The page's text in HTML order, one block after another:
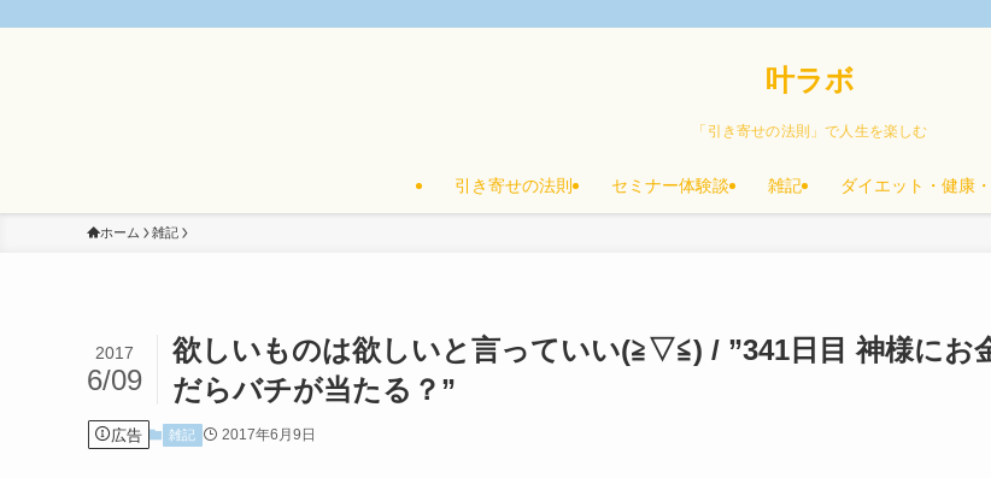
叶ラボ
「引き寄せの法則」で人生を楽しむ
引き寄せの法則 セミナー体験談 雑記 ダイエット・健康
ホーム 雑記
欲しいものは欲しいと言っていい(≧▽≦) / ”341日目 神様にお
だらバチが当たる？”
2017
6/09
広告 雑記 2017年6月9日